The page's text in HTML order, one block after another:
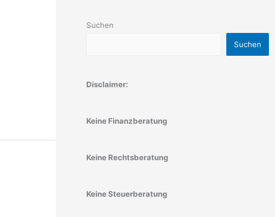
Suchen
Suchen
Disclaimer:
Keine Finanzberatung
Keine Rechtsberatung
Keine Steuerberatung